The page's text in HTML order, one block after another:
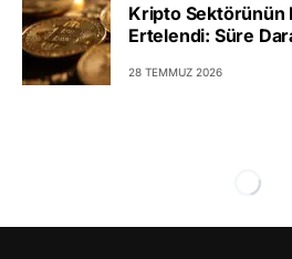
Kripto Sektörünün
Ertelendi: Süre
28 TEMMUZ 2026